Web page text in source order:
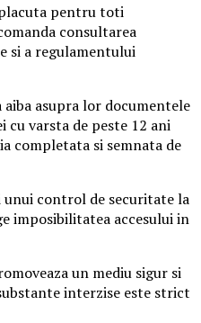
pentru toti
consultarea
si a regulamentului
asupra lor documentele
cu varsta de peste 12 ani
completata si semnata de
control de securitate la
imposibilitatea accesului in
un mediu sigur si
interzise este strict